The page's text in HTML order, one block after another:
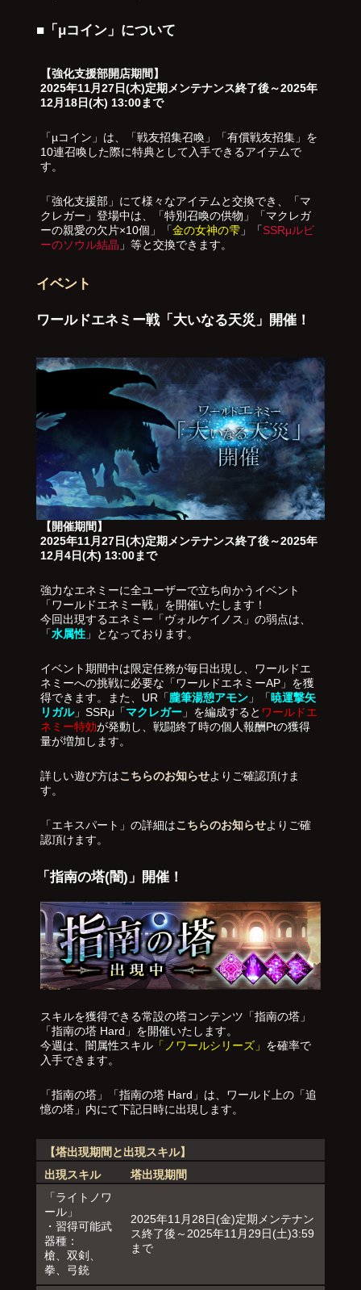
■「μコイン」について
【強化支援部開店期間】
2025年11月27日(木)定期メンテナンス終了後～2025年
12月18日(木) 13:00まで
「µコイン」は、「戦友招集召喚」「有償戦友招集」を
10連召喚した際に特典として入手できるアイテムで
す。
「強化支援部」にて様々なアイテムと交換でき、「マ
クレガー」登場中は、「特別召喚の供物」「マクレガ
ーの親愛の欠片×10個」「金の女神の雫」「SSRμルビ
ーのソウル結晶 」等と交換できます。
イベント
ワールドエネミー戦「大いなる天災」開催！
【開催期間】
2025年11月27日(木)定期メンテナンス終了後～2025年
12月4日(木) 13:00まで
強力なエネミーに全ユーザーで立ち向かうイベント
「ワールドエネミー戦」を開催いたします！
今回出現するエネミー「ヴォルケイノス」の弱点は、
「水属性」となっております。
イベント期間中は限定任務が毎日出現し、ワールドエ
ネミーへの挑戦に必要な「ワールドエネミーAP」を獲
得できます。また、UR「朧筆湯憩アモン」「暁運撃矢
リガル」SSRμ「マクレガー」を編成すると ワールドエ
ネミー特効が発動し、戦闘終了時の個人報酬Ptの獲得
量が増加します。
詳しい遊び方はこちらのお知らせよりご確認頂けま
す。
「エキスパート」の詳細はこちらのお知らせよりご確
認頂けます。
「指南の塔(闇)」開催！
スキルを獲得できる常設の塔コンテンツ「指南の塔」
「指南の塔 Hard」を開催いたします。
今週は、闇属性スキル「ノワールシリーズ」 を確率で
入手できます。
「指南の塔」「指南の塔 Hard」は、ワールド上の「追
憶の塔」内にて下記日時に出現します。
【塔出現期間と出現スキル】
出現スキル
塔出現期間
「ライトノワ
ール」
・習得可能武
器種：
槍、双剣、
拳、弓銃
2025年11月28日(金)定期メンテナン
ス終了後～2025年11月29日(土)3:59
まで